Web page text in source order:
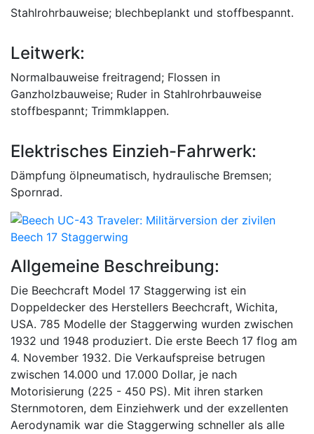
Stahlrohrbauweise; blechbeplankt und stoffbespannt.
Leitwerk:
Normalbauweise freitragend; Flossen in
Ganzholzbauweise; Ruder in Stahlrohrbauweise
stoffbespannt; Trimmklappen.
Elektrisches Einzieh-Fahrwerk:
Dämpfung ölpneumatisch, hydraulische Bremsen;
Spornrad.
Allgemeine Beschreibung:
Die Beechcraft Model 17 Staggerwing ist ein
Doppeldecker des Herstellers Beechcraft, Wichita,
USA. 785 Modelle der Staggerwing wurden zwischen
1932 und 1948 produziert. Die erste Beech 17 flog am
4. November 1932. Die Verkaufspreise betrugen
zwischen 14.000 und 17.000 Dollar, je nach
Motorisierung (225 - 450 PS). Mit ihren starken
Sternmotoren, dem Einziehwerk und der exzellenten
Aerodynamik war die Staggerwing schneller als alle